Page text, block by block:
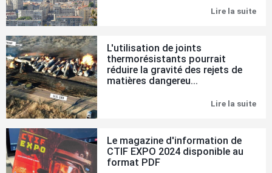
Lire la suite
L'utilisation de joints
thermorésistants pourrait
réduire la gravité des rejets de
matières dangereu...
Lire la suite
Le magazine d'information de
CTIF EXPO 2024 disponible au
format PDF